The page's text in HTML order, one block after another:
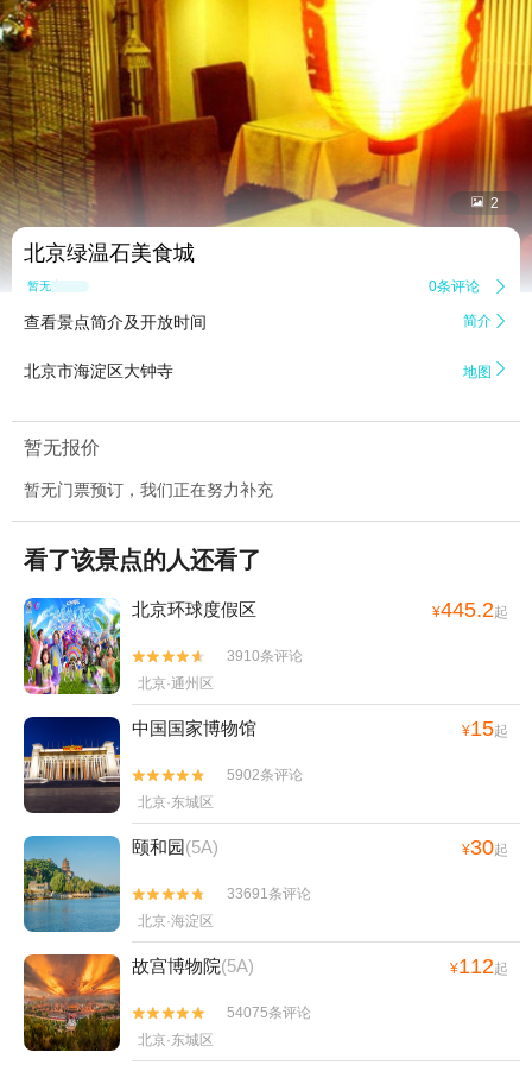
 2
北京绿温石美食城
暂无点评 0条评论 
查看景点简介及开放时间 简介 
北京市海淀区大钟寺 地图 
暂无报价
暂无门票预订，我们正在努力补充
看了该景点的人还看了
北京环球度假区 ¥445.2起


3910条评论
北京·通州区
中国国家博物馆 ¥15起


5902条评论
北京·东城区
颐和园(5A) ¥30起


33691条评论
北京·海淀区
故宫博物院(5A) ¥112起


54075条评论
北京·东城区
